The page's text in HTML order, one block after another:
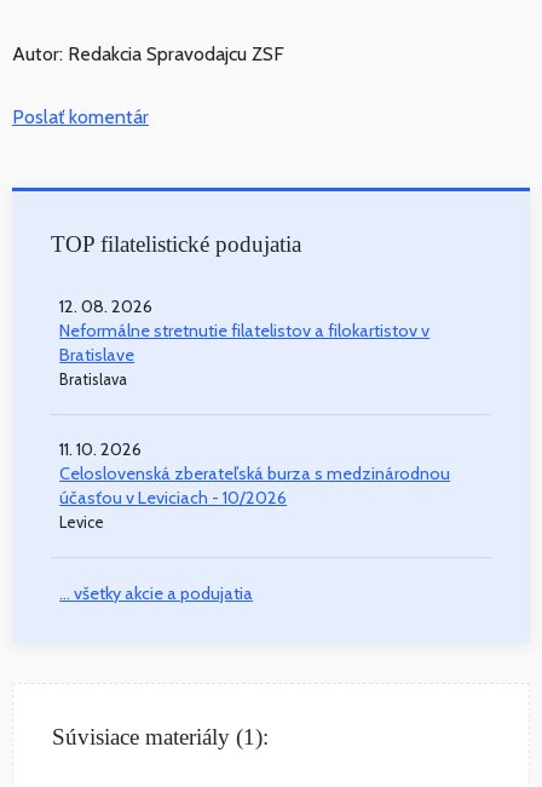
Autor: Redakcia Spravodajcu ZSF
Poslať komentár
TOP filatelistické podujatia
12. 08. 2026
Neformálne stretnutie filatelistov a filokartistov v
Bratislave
Bratislava
11. 10. 2026
Celoslovenská zberateľská burza s medzinárodnou
účasťou v Leviciach - 10/2026
Levice
... všetky akcie a podujatia
Súvisiace materiály (1):